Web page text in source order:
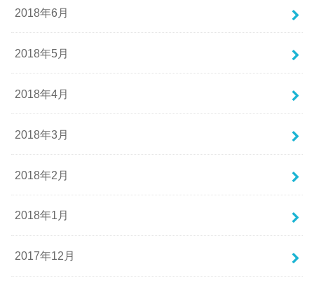
2018年6月
2018年5月
2018年4月
2018年3月
2018年2月
2018年1月
2017年12月